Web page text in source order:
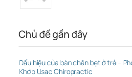
Chủ đề gần đây
Dấu hiệu của bàn chân bẹt ở trẻ –
Khớp Usac Chiropractic